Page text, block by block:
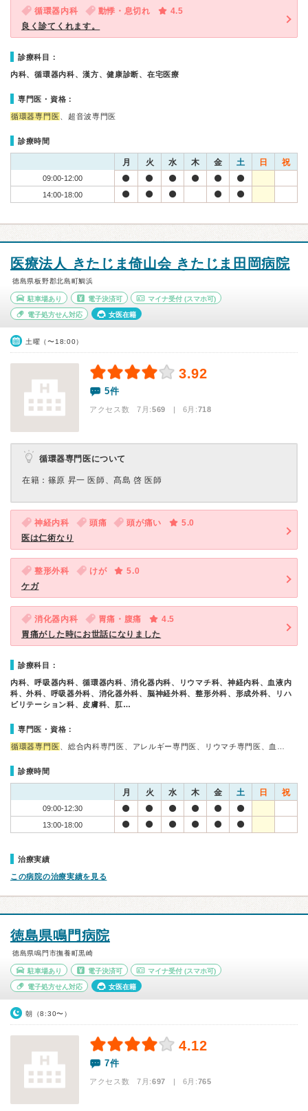
循環器内科 動悸・息切れ
4.5
良く診てくれます。
診療科目：
内科、循環器内科、漢方、健康診断、在宅医療
専門医・資格：
循環器専門医 、超音波専門医
診療時間
月 火 水 木 金 土 日 祝
09:00-12:00
14:00-18:00
医療法人 きたじま倚山会 きたじま田岡病院
徳島県板野郡北島町鯛浜
駐車場あり 電子決済可 マイナ受付 (スマホ可)
電子処方せん対応 女医在籍
土曜（〜18:00）
3.92
5件
アクセス数 7月:569 | 6月:718
循環器専門医について
在籍：篠原 昇一 医師、髙島 啓 医師
神経内科 頭痛 頭が痛い
5.0
医は仁術なり
整形外科 けが
5.0
ケガ
消化器内科 胃痛・腹痛
4.5
胃痛がした時にお世話になりました
診療科目：
内科、呼吸器内科、循環器内科、消化器内科、リウマチ科、神経内科、血液内
科、外科、呼吸器外科、消化器外科、脳神経外科、整形外科、形成外科、リハ
ビリテーション科、皮膚科、肛…
専門医・資格：
循環器専門医 、総合内科専門医、アレルギー専門医、リウマチ専門医、血…
診療時間
月 火 水 木 金 土 日 祝
09:00-12:30
13:00-18:00
治療実績
この病院の治療実績を見る
徳島県鳴門病院
徳島県鳴門市撫養町黒崎
駐車場あり 電子決済可 マイナ受付 (スマホ可)
電子処方せん対応 女医在籍
朝（8:30〜）
4.12
7件
アクセス数 7月:697 | 6月:765